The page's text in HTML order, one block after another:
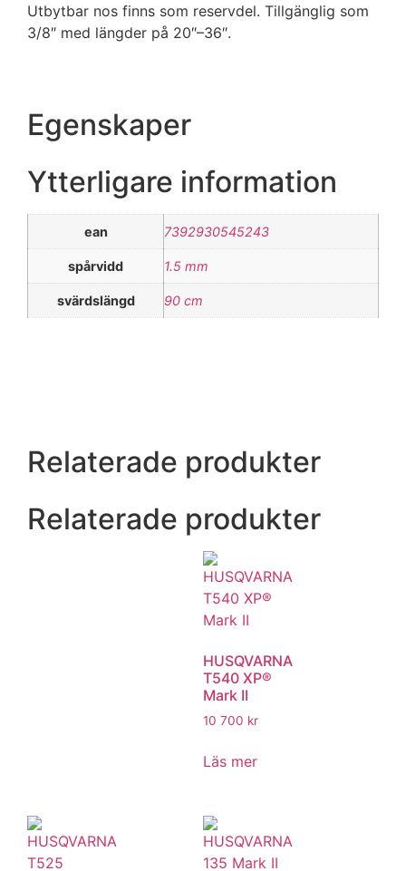
Utbytbar nos finns som reservdel. Tillgänglig som
3/8″ med längder på 20″–36″.
Egenskaper
Ytterligare information
ean 7392930545243
spårvidd 1.5 mm
svärdslängd 90 cm
Relaterade produkter
Relaterade produkter
HUSQVARNA
T540 XP®
Mark II
10 700 kr
Läs mer